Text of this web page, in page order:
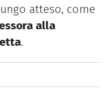
atteso, come
alla
.